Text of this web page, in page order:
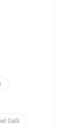
Galli